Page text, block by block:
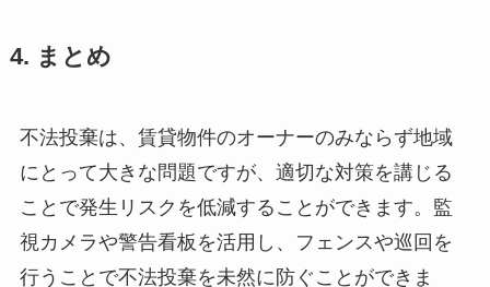
4. まとめ
不法投棄は、賃貸物件のオーナーのみならず地域
にとって大きな問題ですが、適切な対策を講じる
ことで発生リスクを低減することができます。監
視カメラや警告看板を活用し、フェンスや巡回を
行うことで不法投棄を未然に防ぐことができま